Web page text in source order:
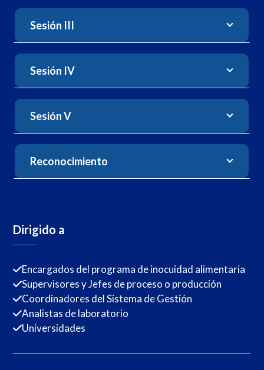
Sesión III
Sesión IV
Sesión V
Reconocimiento
Dirigido a
Encargados del programa de inocuidad alimentaria
Supervisores y Jefes de proceso o producción
Coordinadores del Sistema de Gestión
Analistas de laboratorio
Universidades